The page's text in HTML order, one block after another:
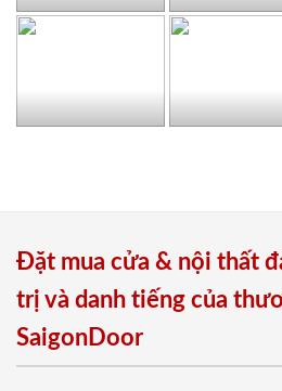
Đặt mua cửa & nội thất
trị và danh tiếng của
SaigonDoor